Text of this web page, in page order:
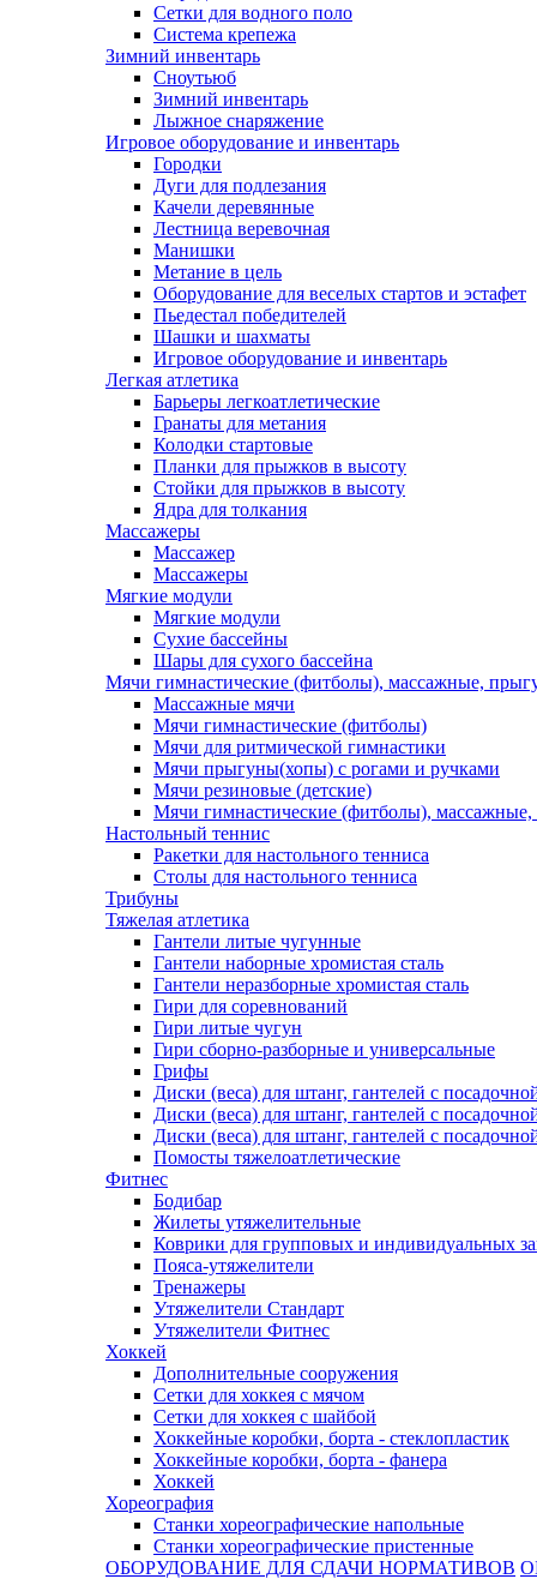
Сетки для водного поло
Система крепежа
Зимний инвентарь
Сноутьюб
Зимний инвентарь
Лыжное снаряжение
Игровое оборудование и инвентарь
Городки
Дуги для подлезания
Качели деревянные
Лестница веревочная
Манишки
Метание в цель
Оборудование для веселых стартов и эстафет
Пьедестал победителей
Шашки и шахматы
Игровое оборудование и инвентарь
Легкая атлетика
Барьеры легкоатлетические
Гранаты для метания
Колодки стартовые
Планки для прыжков в высоту
Стойки для прыжков в высоту
Ядра для толкания
Массажеры
Массажер
Массажеры
Мягкие модули
Мягкие модули
Сухие бассейны
Шары для сухого бассейна
Мячи гимнастические (фитболы), массажные,
Массажные мячи
Мячи гимнастические (фитболы)
Мячи для ритмической гимнастики
Мячи прыгуны(хопы) с рогами и ручками
Мячи резиновые (детские)
Мячи гимнастические (фитболы),
Настольный теннис
Ракетки для настольного тенниса
Столы для настольного тенниса
Трибуны
Тяжелая атлетика
Гантели литые чугунные
Гантели наборные хромистая сталь
Гантели неразборные хромистая сталь
Гири для соревнований
Гири литые чугун
Гири сборно-разборные и универсальные
Грифы
Диски (веса) для штанг, гантелей с
Диски (веса) для штанг, гантелей с
Диски (веса) для штанг, гантелей с
Помосты тяжелоатлетические
Фитнес
Бодибар
Жилеты утяжелительные
Коврики для групповых и индивидуальных
Пояса-утяжелители
Тренажеры
Утяжелители Стандарт
Утяжелители Фитнес
Хоккей
Дополнительные сооружения
Сетки для хоккея с мячом
Сетки для хоккея с шайбой
Хоккейные коробки, борта - стеклопластик
Хоккейные коробки, борта - фанера
Хоккей
Хореография
Станки хореографические напольные
Станки хореографические пристенные
ОБОРУДОВАНИЕ ДЛЯ СДАЧИ НОРМАТИВОВ